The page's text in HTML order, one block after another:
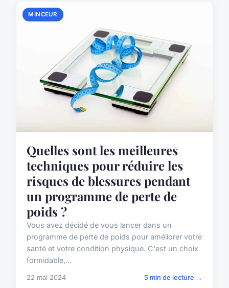
MINCEUR
Quelles sont les meilleures
techniques pour réduire les
risques de blessures pendant
un programme de perte de
poids ?
Vous avez décidé de vous lancer dans un
programme de perte de poids pour améliorer votre
santé et votre condition physique. C'est un choix
formidable,...
22 mai 2024 5 min de lecture →